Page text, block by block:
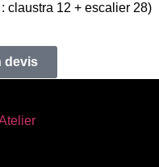
claustra 12 + escalier 28)
devis